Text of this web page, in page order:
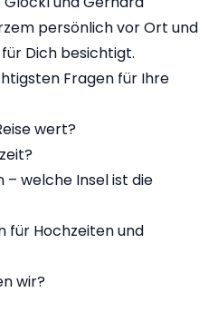
persönlich vor Ort und
Dich besichtigt.
Fragen für Ihre
wert?
– welche Insel ist die
für Hochzeiten und
wir?